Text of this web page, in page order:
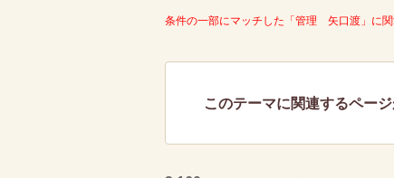
条件の一部にマッチした「管理 矢口渡」に関
このテーマに関連するペー